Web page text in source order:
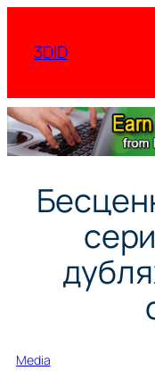
содержимому
3DID
Media